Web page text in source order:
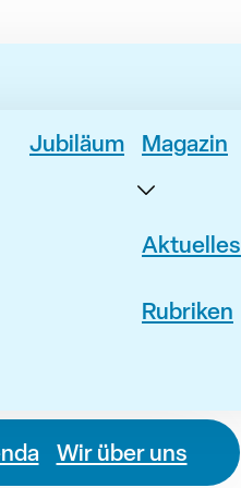
Jubiläum Magazin
Aktuelles
Rubriken
Wir über uns